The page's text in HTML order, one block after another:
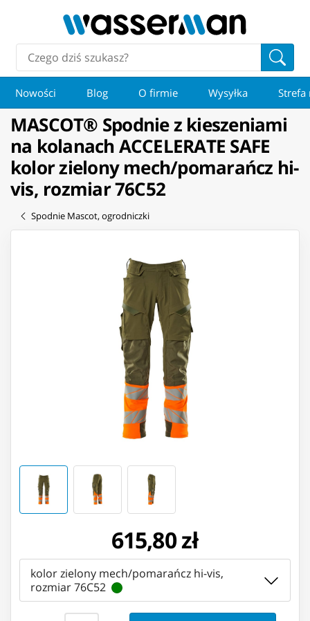
Nowości Blog O firmie Wysyłka Strefa
MASCOT® Spodnie z kieszeniami
na kolanach ACCELERATE SAFE
kolor zielony mech/pomarańcz hi-
vis, rozmiar 76C52
Spodnie Mascot, ogrodniczki
615,80 zł
kolor zielony mech/pomarańcz hi-vis,
rozmiar 76C52